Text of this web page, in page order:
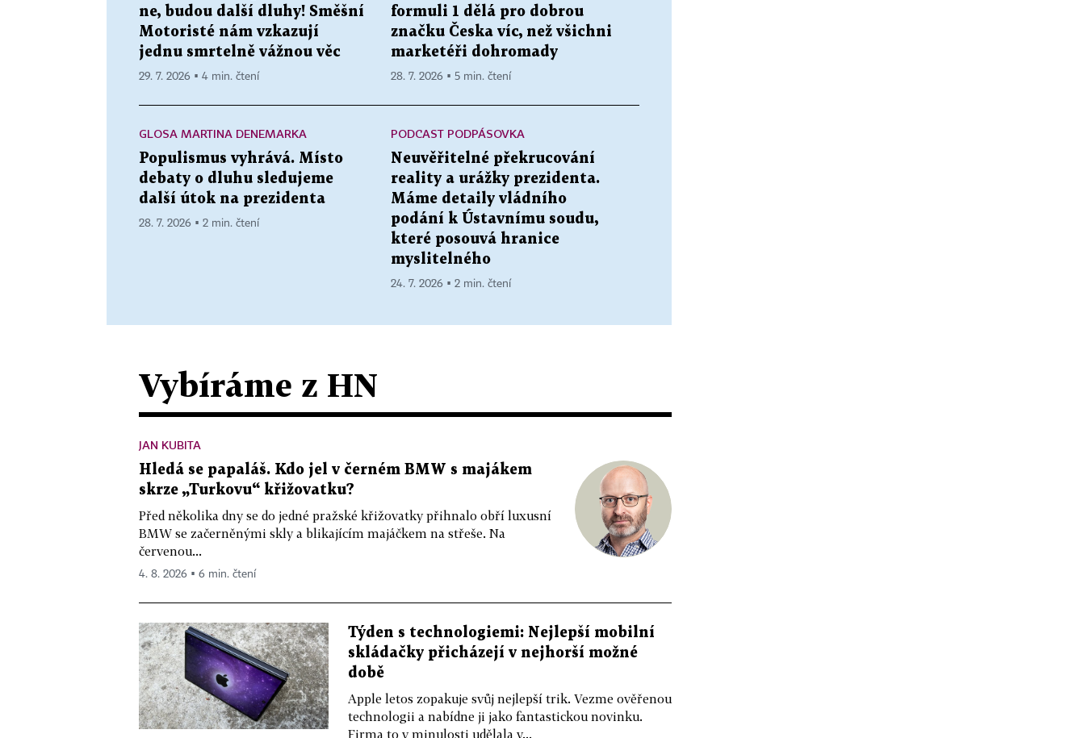
ne, budou další dluhy! Směšní
Motoristé nám vzkazují
jednu smrtelně vážnou věc
29. 7. 2026 ▪ 4 min. čtení
formuli 1 dělá pro dobrou
značku Česka víc, než všichni
marketéři dohromady
28. 7. 2026 ▪ 5 min. čtení
GLOSA MARTINA DENEMARKA
Populismus vyhrává. Místo
debaty o dluhu sledujeme
další útok na prezidenta
28. 7. 2026 ▪ 2 min. čtení
PODCAST PODPÁSOVKA
Neuvěřitelné překrucování
reality a urážky prezidenta.
Máme detaily vládního
podání k Ústavnímu soudu,
které posouvá hranice
myslitelného
24. 7. 2026 ▪ 2 min. čtení
Vybíráme z HN
JAN KUBITA
Hledá se papaláš. Kdo jel v černém BMW s majákem
skrze „Turkovu“ křižovatku?
Před několika dny se do jedné pražské křižovatky přihnalo obří luxusní
BMW se začerněnými skly a blikajícím majáčkem na střeše. Na
červenou...
4. 8. 2026 ▪ 6 min. čtení
Týden s technologiemi: Nejlepší mobilní
skládačky přicházejí v nejhorší možné
době
Apple letos zopakuje svůj nejlepší trik. Vezme ověřenou
technologii a nabídne ji jako fantastickou novinku.
Firma to v minulosti udělala v...